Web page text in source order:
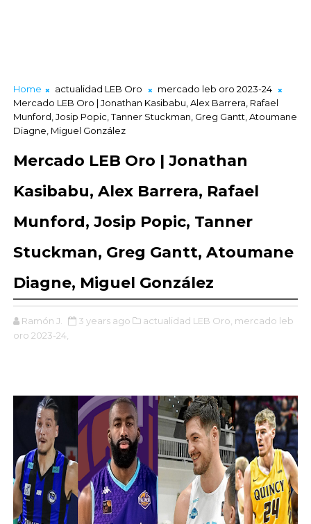
Home actualidad LEB Oro
mercado leb oro 2023-24
Mercado LEB Oro | Jonathan Kasibabu, Alex Barrera, Rafael
Munford, Josip Popic, Tanner Stuckman, Greg Gantt, Atoumane
Diagne, Miguel González
Mercado LEB Oro | Jonathan
Kasibabu, Alex Barrera, Rafael
Munford, Josip Popic, Tanner
Stuckman, Greg Gantt, Atoumane
Diagne, Miguel González
Ramón J. 3 years ago actualidad LEB Oro, mercado leb
oro 2023-24,